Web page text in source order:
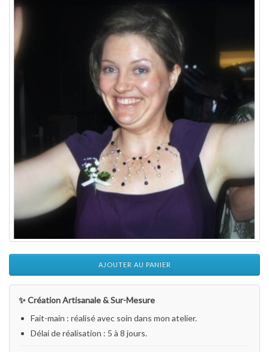
AJOUTER AU PANIER
✨ Création Artisanale & Sur-Mesure
Fait-main : réalisé avec soin dans mon atelier.
Délai de réalisation : 5 à 8 jours.